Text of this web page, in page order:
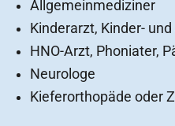
Allgemeinmediziner
Kinderarzt, Kinder-
HNO-Arzt, Phoniater,
Neurologe
Kieferorthopäde oder